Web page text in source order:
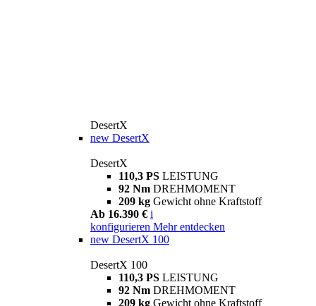
DesertX
new DesertX
DesertX
110,3 PS LEISTUNG
92 Nm DREHMOMENT
209 kg Gewicht ohne Kraftstoff
Ab 16.390 € i
konfigurieren Mehr entdecken
new DesertX 100
DesertX 100
110,3 PS LEISTUNG
92 Nm DREHMOMENT
209 kg Gewicht ohne Kraftstoff